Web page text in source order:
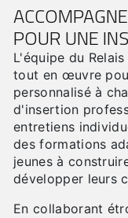
POUR UNE
L'équipe du
tout en œuvre
personnalisé à
d'insertion
entretiens
des formations
jeunes à
développer leurs
En collaborant